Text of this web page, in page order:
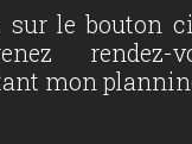
sur le bouton
rendez-
mon